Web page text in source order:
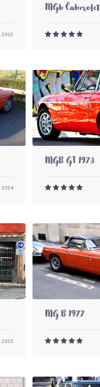
2015
MGb Cabriolet
2014
MGB GT 1973
2013
MG B 1977